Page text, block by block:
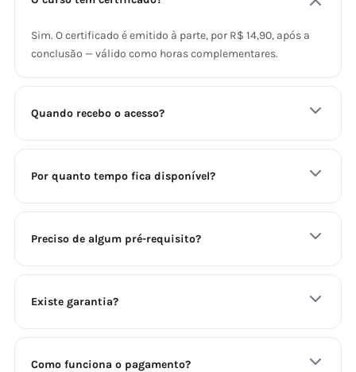
Sim. O certificado é emitido à parte, por R$ 14,90, após a
conclusão — válido como horas complementares.
Quando recebo o acesso?
Por quanto tempo fica disponível?
Preciso de algum pré-requisito?
Existe garantia?
Como funciona o pagamento?